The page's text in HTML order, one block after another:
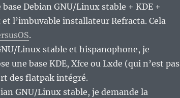
Debian GNU/Linux stable + KDE +
l’imbuvable installateur Refracta. Cela
.
Linux stable et hispanophone, je
une base KDE, Xfce ou Lxde (qui n’est pas
des flatpak intégré.
GNU/Linux stable, je demande la